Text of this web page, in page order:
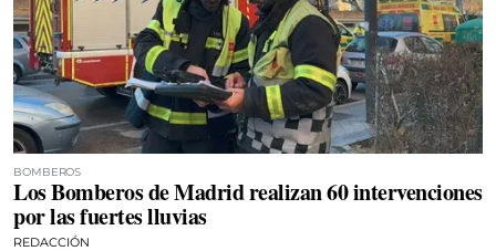
BOMBEROS
Los Bomberos de Madrid realizan 60 intervenciones
por las fuertes lluvias
REDACCIÓN